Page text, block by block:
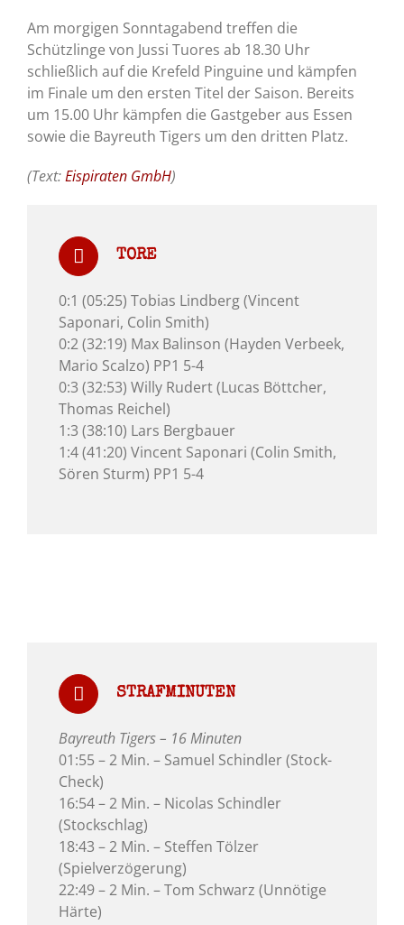
Am morgigen Sonntagabend treffen die
Schützlinge von Jussi Tuores ab 18.30 Uhr
schließlich auf die Krefeld Pinguine und kämpfen
im Finale um den ersten Titel der Saison. Bereits
um 15.00 Uhr kämpfen die Gastgeber aus Essen
sowie die Bayreuth Tigers um den dritten Platz.
(Text:Eispiraten GmbH)
TORE
0:1 (05:25) Tobias Lindberg (Vincent
Saponari, Colin Smith)
0:2 (32:19) Max Balinson (Hayden Verbeek,
Mario Scalzo) PP1 5-4
0:3 (32:53) Willy Rudert (Lucas Böttcher,
Thomas Reichel)
1:3 (38:10) Lars Bergbauer
1:4 (41:20) Vincent Saponari (Colin Smith,
Sören Sturm) PP1 5-4
STRAFMINUTEN
Bayreuth Tigers – 16 Minuten
01:55 – 2 Min. – Samuel Schindler (Stock-
Check)
16:54 – 2 Min. – Nicolas Schindler
(Stockschlag)
18:43 – 2 Min. – Steffen Tölzer
(Spielverzögerung)
22:49 – 2 Min. – Tom Schwarz (Unnötige
Härte)